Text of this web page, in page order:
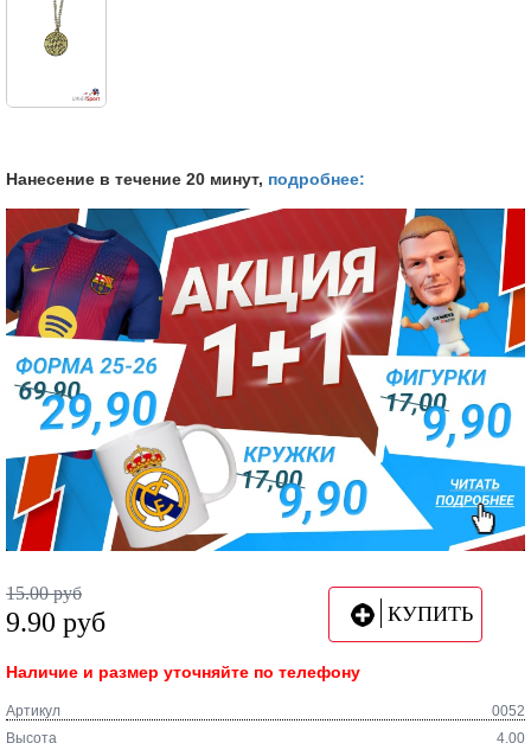
Нанесение в течение 20 минут, подробнее:
15.00 руб
9.90 руб КУПИТЬ
Наличие и размер уточняйте по телефону
Артикул
0052
Высота
4.00